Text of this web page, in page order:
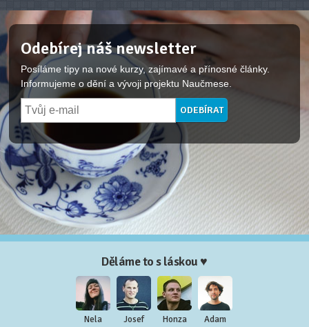
Odebírej náš newsletter
Posíláme tipy na nové kurzy, zajímavé a přínosné články.
Informujeme o dění a vývoji projektu Naučmese.
Děláme to s láskou ♥
Nela Josef Honza Adam